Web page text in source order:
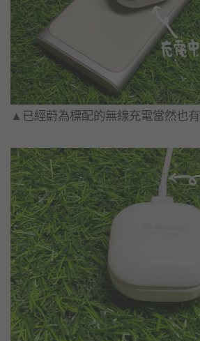
▲已經蔚為標配的無線充電當然也有